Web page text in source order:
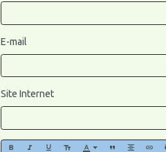
E-mail
Site Internet